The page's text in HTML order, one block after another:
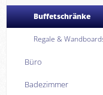
Buffetschränke
Regale &
Büro
Badezimmer